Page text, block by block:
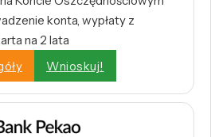
konta, wypłaty z
na 2 lata
Wnioskuj!